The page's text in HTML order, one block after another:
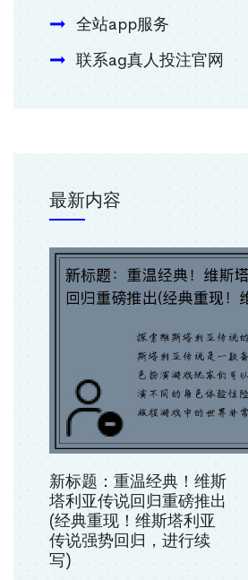
全站app服务
联系ag真人投注官网
最新内容
新标题：重温经典！维斯
塔利亚传说回归重磅推出
(经典重现！维斯塔利亚
传说强势回归，进行续
写)